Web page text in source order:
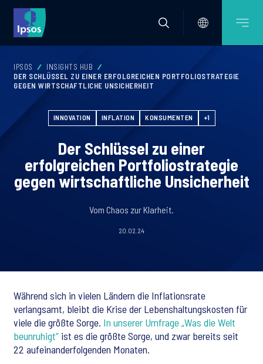
IPSOS
INSIGHTS HUB
DER SCHLÜSSEL ZU EINER ERFOLGREICHEN PORTFOLIOSTRATEGIE
GEGEN WIRTSCHAFTLICHE UNSICHERHEIT
INNOVATION INFLATION KONSUMENTEN +1
Der Schlüssel zu einer
erfolgreichen Portfoliostrategie
gegen wirtschaftliche Unsicherheit
Vom Chaos zur Klarheit.
20.02.24
Während sich in vielen Ländern die Inflationsrate
verlangsamt, bleibt die Krise der Lebenshaltungskosten für
viele die größte Sorge. In unserer Umfrage „Was die Welt
beunruhigt“ ist es die größte Sorge, und zwar bereits seit
22 aufeinanderfolgenden Monaten.